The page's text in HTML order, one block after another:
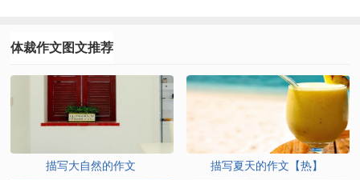
体裁作文图文推荐
描写大自然的作文 描写夏天的作文【热】